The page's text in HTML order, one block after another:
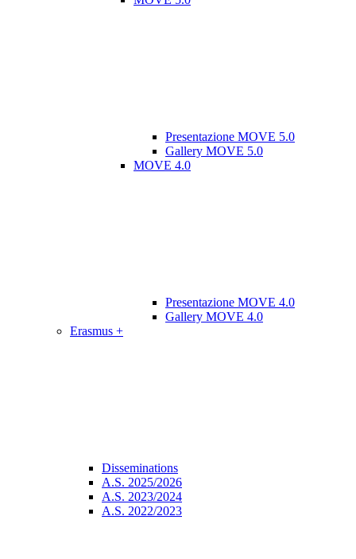
Presentazione MOVE 5.0
Gallery MOVE 5.0
MOVE 4.0
Presentazione MOVE 4.0
Gallery MOVE 4.0
Erasmus +
Disseminations
A.S. 2025/2026
A.S. 2023/2024
A.S. 2022/2023